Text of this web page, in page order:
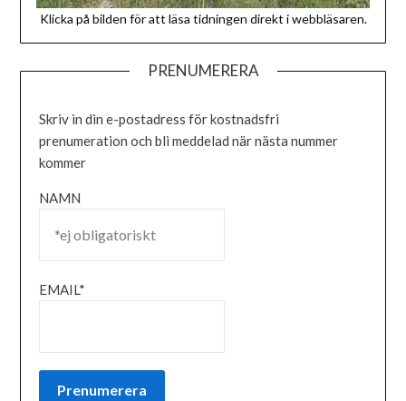
Klicka på bilden för att läsa tidningen direkt i webbläsaren.
PRENUMERERA
Skriv in din e-postadress för kostnadsfri
prenumeration och bli meddelad när nästa nummer
kommer
NAMN
EMAIL*